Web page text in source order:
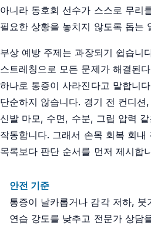
아니라 동호회 선수가 스스로 무리
필요한 상황을 놓치지 않도록 돕는
부상 예방 주제는 과장되기 쉽습니
스트레칭으로 모든 문제가 해결된
하나로 통증이 사라진다고 말합니
단순하지 않습니다. 경기 전 컨디
신발 마모, 수면, 수분, 그립 압력
작동합니다. 그래서 손목 회복 회내
목록보다 판단 순서를 먼저 제시합
안전 기준
통증이 날카롭거나 감각 저하, 붓
연습 강도를 낮추고 전문가 상담